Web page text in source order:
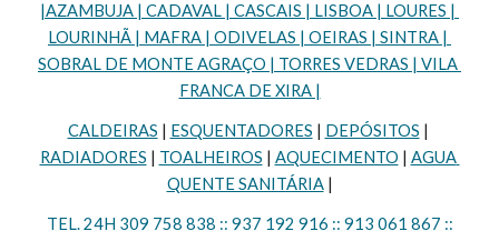
|AZAMBUJA | CADAVAL | CASCAIS | LISBOA | LOURES |
LOURINHÃ | MAFRA | ODIVELAS | OEIRAS | SINTRA |
SOBRAL DE MONTE AGRAÇO | TORRES VEDRAS | VILA
FRANCA DE XIRA |
CALDEIRAS | ESQUENTADORES | DEPÓSITOS
RADIADORES | TOALHEIROS | AQUECIMENTO | AGUA
QUENTE SANITÁRIA |
TEL. 24H 309 758 838 :: 937 192 916 :: 913 061 867 ::